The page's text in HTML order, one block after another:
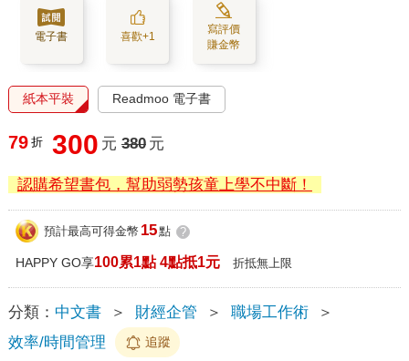
電子書 喜歡+1
寫評價
賺金幣
紙本平裝 Readmoo 電子書
79 折 300 元 380 元
認購希望書包，幫助弱勢孩童上學不中斷！
預計最高可得金幣 15點 ?
HAPPY GO享100累1點 4點抵1元 折抵無上限
分類： 中文書 ＞ 財經企管 ＞ 職場工作術
＞
效率/時間管理
追蹤